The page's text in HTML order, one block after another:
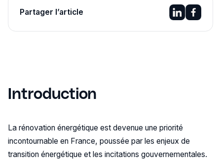
Partager l’article
Introduction
La rénovation énergétique est devenue une priorité
incontournable en France, poussée par les enjeux de
transition énergétique et les incitations gouvernementales.